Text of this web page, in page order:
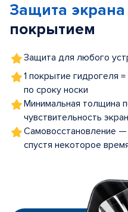
5
Защита экрана
покрытием
Защита для любого
1 покрытие гидрогеля
по сроку носки
Минимальная толщина
чувствительность
Самовосстановление
спустя некоторое